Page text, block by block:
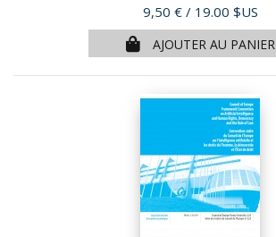
Prix
9,50 € / 19.00 $US
AJOUTER AU PANIER